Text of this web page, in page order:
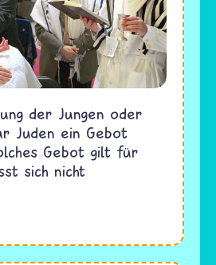
der Jungen oder
Juden ein Gebot
Gebot gilt für
sich nicht